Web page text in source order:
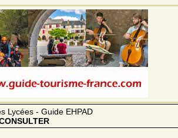
Lycées - Guide EHPAD